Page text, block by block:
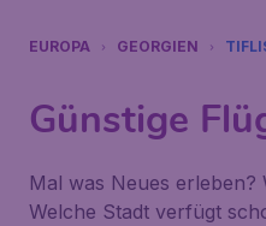
EUROPA GEORGIEN
Günstige
Mal was Neues erleben?
Welche Stadt verfügt